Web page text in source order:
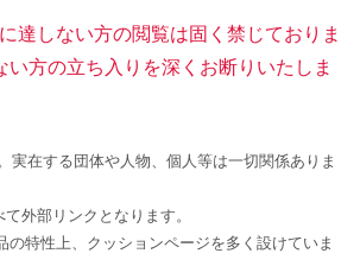
達しない方の閲覧は固く禁じておりま
い方の立ち入りを深くお断りいたしま
実在する団体や人物、個人等は一切関係ありま
外部リンクとなります。
の特性上、クッションページを多く設けていま